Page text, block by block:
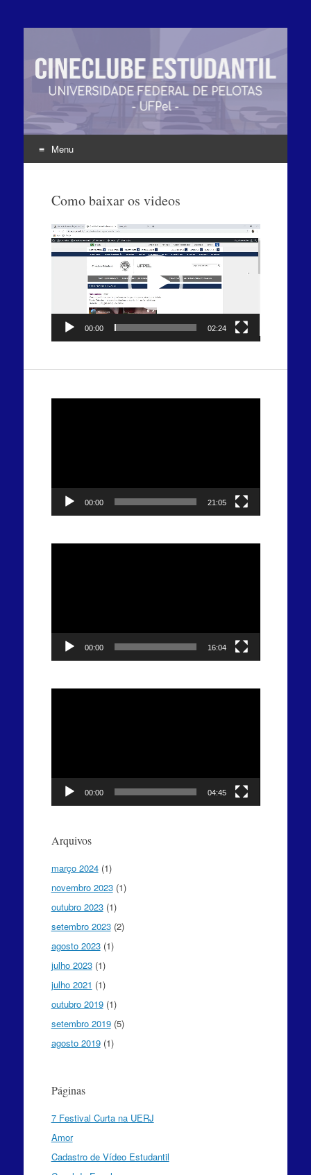
Menu
Como baixar os videos
Tocador
de
vídeo
00:00 02:24
00:00 21:05
00:00 16:04
00:00 04:45
Arquivos
março 2024(1)
novembro 2023(1)
outubro 2023(1)
setembro 2023(2)
agosto 2023(1)
julho 2023(1)
julho 2021 (1)
outubro 2019(1)
setembro 2019(5)
agosto 2019(1)
Páginas
7 Festival Curta na UERJ
Amor
Cadastro de Vídeo Estudantil